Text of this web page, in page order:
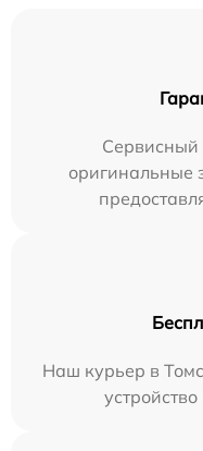
Сервисный
оригинальные
Наш курьер в